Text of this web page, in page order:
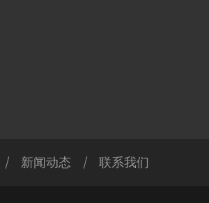
新闻动态 联系我们